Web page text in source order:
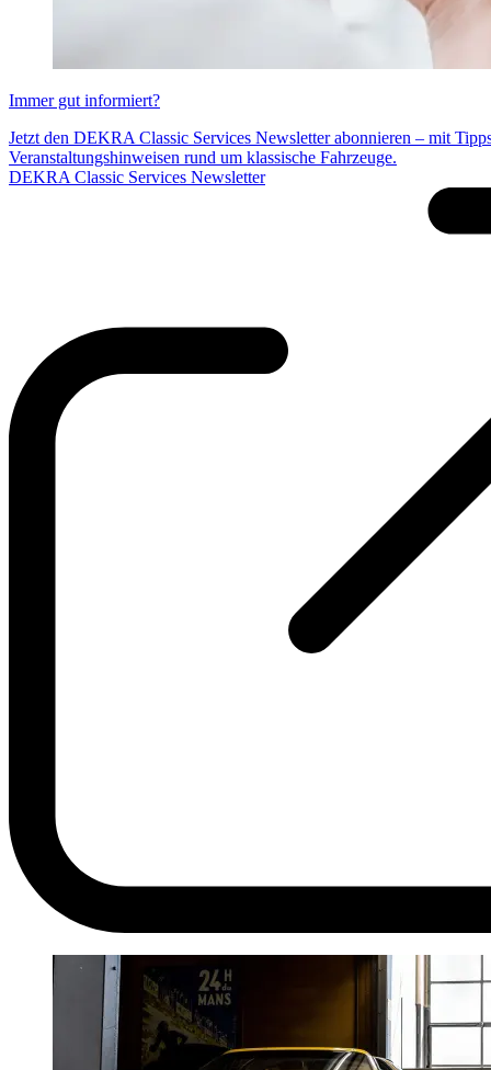
Immer gut informiert?
Jetzt den DEKRA Classic Services Newsletter abonnieren – mit
Veranstaltungshinweisen rund um klassische Fahrzeuge.
DEKRA Classic Services Newsletter